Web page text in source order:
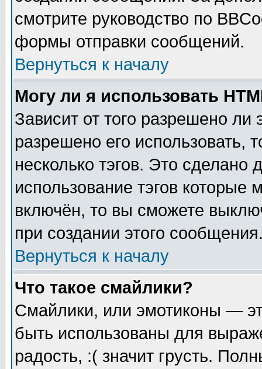
смотрите руководство по
формы отправки сообщений.
Вернуться к началу
Могу ли я использовать
Зависит от того разрешено
разрешено его использовать,
несколько тэгов. Это сделано
использование тэгов
включён, то вы сможете
при создании этого
Вернуться к началу
Что такое смайлики?
Смайлики, или эмотиконы —
быть использованы для
радость, :( значит грусть.